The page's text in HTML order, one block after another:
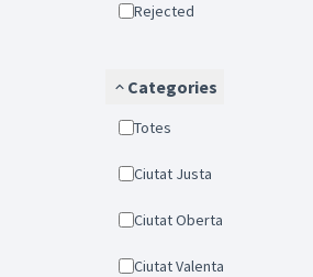
Rejected
Categories
Totes
Ciutat Justa
Ciutat Oberta
Ciutat Valenta